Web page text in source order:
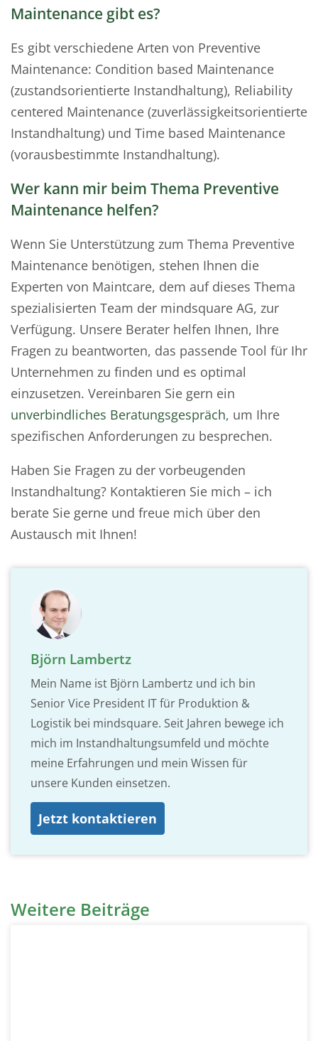
Maintenance gibt es?
Es gibt verschiedene Arten von Preventive
Maintenance: Condition based Maintenance
(zustandsorientierte Instandhaltung), Reliability
centered Maintenance (zuverlässigkeitsorientierte
Instandhaltung) und Time based Maintenance
(vorausbestimmte Instandhaltung).
Wer kann mir beim Thema Preventive
Maintenance helfen?
Wenn Sie Unterstützung zum Thema Preventive
Maintenance benötigen, stehen Ihnen die
Experten von Maintcare, dem auf dieses Thema
spezialisierten Team der mindsquare AG, zur
Verfügung. Unsere Berater helfen Ihnen, Ihre
Fragen zu beantworten, das passende Tool für Ihr
Unternehmen zu finden und es optimal
einzusetzen. Vereinbaren Sie gern ein
unverbindliches Beratungsgespräch, um Ihre
spezifischen Anforderungen zu besprechen.
Haben Sie Fragen zu der vorbeugenden
Instandhaltung? Kontaktieren Sie mich – ich
berate Sie gerne und freue mich über den
Austausch mit Ihnen!
Björn Lambertz
Mein Name ist Björn Lambertz und ich bin
Senior Vice President IT für Produktion &
Logistik bei mindsquare. Seit Jahren bewege ich
mich im Instandhaltungsumfeld und möchte
meine Erfahrungen und mein Wissen für
unsere Kunden einsetzen.
Jetzt kontaktieren
Weitere Beiträge